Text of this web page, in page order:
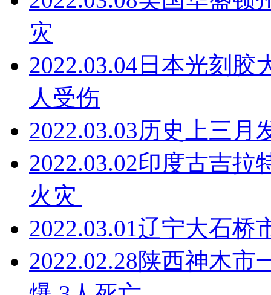
灾
2022.03.04 日本光刻胶
人受伤
2022.03.03历史上三月
2022.03.02印度古吉拉
火灾 ​
2022.03.01辽宁大石桥
2022.02.28陕西神木市